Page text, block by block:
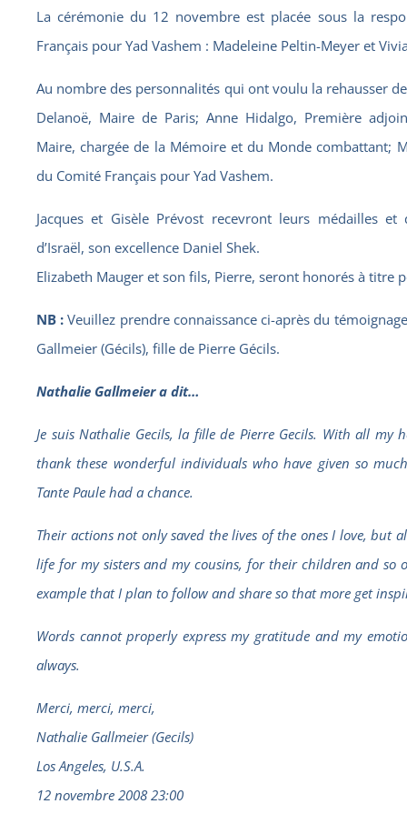
La cérémonie du 12 novembre est placée sous la
Français pour Yad Vashem : Madeleine Peltin-Meyer et
Au nombre des personnalités qui ont voulu la rehausser
Delanoë, Maire de Paris; Anne Hidalgo, Première
Maire, chargée de la Mémoire et du Monde combattant;
du Comité Français pour Yad Vashem.
Jacques et Gisèle Prévost recevront leurs médailles et
d’Israël, son excellence Daniel Shek.
Elizabeth Mauger et son fils, Pierre, seront honorés à titre
NB :Veuillez prendre connaissance ci-après du
Gallmeier (Gécils), fille de Pierre Gécils.
Nathalie Gallmeier a dit…
Je suis Nathalie Gecils, la fille de Pierre Gecils. With all
thank these wonderful individuals who have given so
Tante Paule had a chance.
Their actions not only saved the lives of the ones I love, but
life for my sisters and my cousins, for their children and so
example that I plan to follow and share so that more get
Words cannot properly express my gratitude and my
always.
Merci, merci, merci,
Nathalie Gallmeier (Gecils)
Los Angeles, U.S.A.
12 novembre 2008 23:00